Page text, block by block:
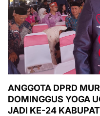
ANGGOTA DPRD
DOMINGGUS YOGA
JADI KE-24